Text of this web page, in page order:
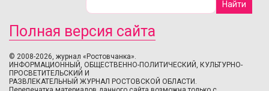
Полная версия сайта
© 2008-2026, журнал «Ростовчанка».
ИНФОРМАЦИОННЫЙ, ОБЩЕСТВЕННО-ПОЛИТИЧЕСКИЙ, КУЛЬТУРНО-
ПРОСВЕТИТЕЛЬСКИЙ И
РАЗВЛЕКАТЕЛЬНЫЙ ЖУРНАЛ РОСТОВСКОЙ ОБЛАСТИ.